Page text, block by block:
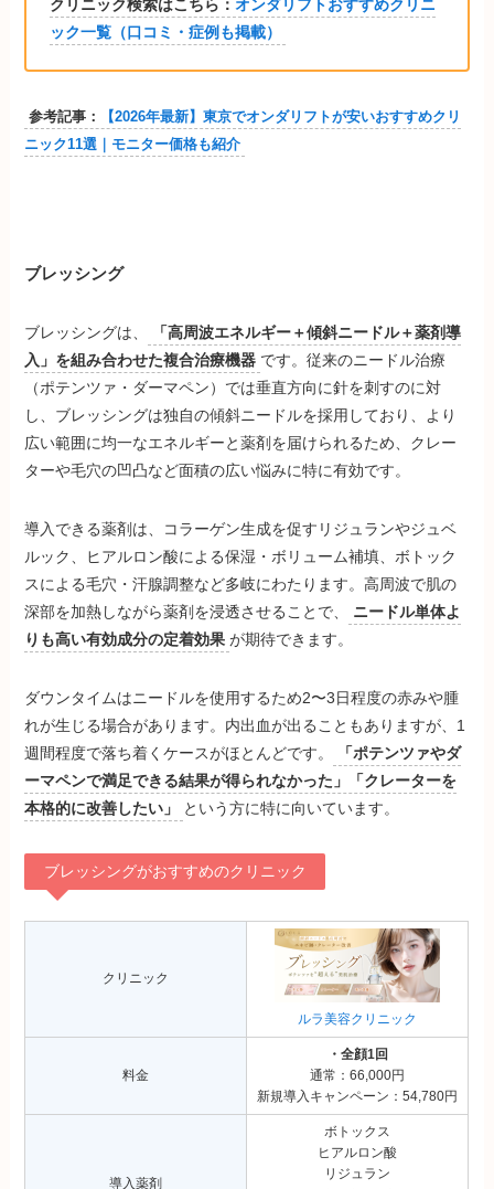
クリニック検索はこちら：オンダリフトおすすめクリニ
ック一覧（口コミ・症例も掲載）
参考記事：
【2026年最新】東京でオンダリフトが安いおすすめクリ
ニック11選｜モニター価格も紹介
ブレッシング
ブレッシングは、
「高周波エネルギー＋傾斜ニードル＋薬剤導
入」を組み合わせた複合治療機器 です。従来のニードル治療
（ポテンツァ・ダーマペン）では垂直方向に針を刺すのに対
し、ブレッシングは独自の傾斜ニードルを採用しており、より
広い範囲に均一なエネルギーと薬剤を届けられるため、クレー
ターや毛穴の凹凸など面積の広い悩みに特に有効です。
導入できる薬剤は、コラーゲン生成を促すリジュランやジュベ
ルック、ヒアルロン酸による保湿・ボリューム補填、ボトック
スによる毛穴・汗腺調整など多岐にわたります。高周波で肌の
深部を加熱しながら薬剤を浸透させることで、
ニードル単体よ
りも高い有効成分の定着効果 が期待できます。
ダウンタイムはニードルを使用するため2〜3日程度の赤みや腫
れが生じる場合があります。内出血が出ることもありますが、1
週間程度で落ち着くケースがほとんどです。
「ポテンツァやダ
ーマペンで満足できる結果が得られなかった」「クレーターを
本格的に改善したい」
という方に特に向いています。
ブレッシングがおすすめのクリニック
クリニック
ルラ美容クリニック
料金
・全顔1回
通常：66,000円
新規導入キャンペーン：54,780円
導入薬剤
ボトックス
ヒアルロン酸
リジュラン